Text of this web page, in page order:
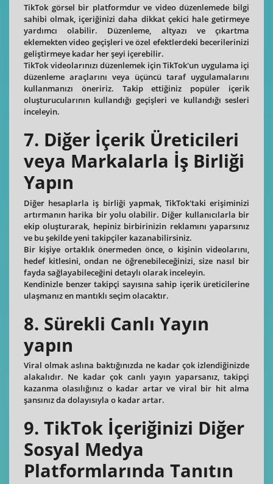
TikTok görsel bir platformdur ve video düzenlemede bilgi
sahibi olmak, içeriğinizi daha dikkat çekici hale getirmeye
yardımcı olabilir. Düzenleme, altyazı ve çıkartma
eklemekten video geçişleri ve özel efektlerdeki becerilerinizi
geliştirmeye kadar her şeyi içerebilir.
TikTok videolarınızı düzenlemek için TikTok'un uygulama içi
düzenleme araçlarını veya üçüncü taraf uygulamalarını
kullanmanızı öneririz. Takip ettiğiniz popüler içerik
oluşturucularının kullandığı geçişleri ve kullandığı sesleri
inceleyin.
7. Diğer İçerik Üreticileri
veya Markalarla İş Birliği
Yapın
Diğer hesaplarla iş birliği yapmak, TikTok'taki erişiminizi
artırmanın harika bir yolu olabilir. Diğer kullanıcılarla bir
ekip oluşturarak, hepiniz birbirinizin reklamını yaparsınız
ve bu şekilde yeni takipçiler kazanabilirsiniz.
Bir kişiye ortaklık önermeden önce, o kişinin videolarını,
hedef kitlesini, ondan ne öğrenebileceğinizi, size nasıl bir
fayda sağlayabileceğini detaylı olarak inceleyin.
Kendinizle benzer takipçi sayısına sahip içerik üreticilerine
ulaşmanız en mantıklı seçim olacaktır.
8. Sürekli Canlı Yayın
yapın
Viral olmak aslına baktığınızda ne kadar çok izlendiğinizde
alakalıdır. Ne kadar çok canlı yayın yaparsanız, takipçi
kazanma olasılığınız o kadar artar ve viral bir hit alma
şansınız da dolayısıyla o kadar artar.
9. TikTok İçeriğinizi Diğer
Sosyal Medya
Platformlarında Tanıtın